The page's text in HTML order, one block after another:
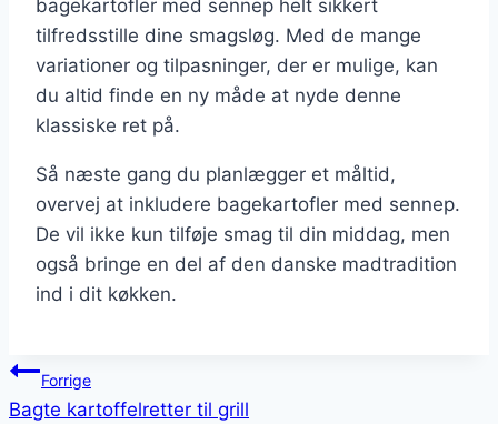
bagekartofler med sennep helt sikkert
tilfredsstille dine smagsløg. Med de mange
variationer og tilpasninger, der er mulige, kan
du altid finde en ny måde at nyde denne
klassiske ret på.
Så næste gang du planlægger et måltid,
overvej at inkludere bagekartofler med sennep.
De vil ikke kun tilføje smag til din middag, men
også bringe en del af den danske madtradition
ind i dit køkken.
Indlægsnavigation
Forrige
Bagte kartoffelretter til grill